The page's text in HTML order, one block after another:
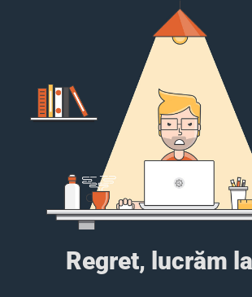
Regret, lucrăm